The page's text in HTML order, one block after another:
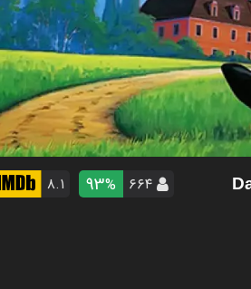
۶۶۴ 93% ۸.۱